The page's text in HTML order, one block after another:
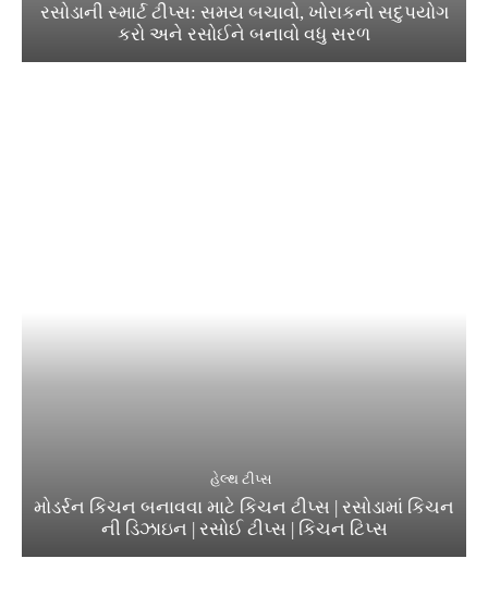
રસોડાની સ્માર્ટ ટીપ્સ: સમય બચાવો, ખોરાકનો સદુપયોગ
કરો અને રસોઈને બનાવો વધુ સરળ
હેલ્થ ટીપ્સ
મોડર્રન કિચન બનાવવા માટે કિચન ટીપ્સ | રસોડામાં કિચન
ની ડિઝાઇન | રસોઈ ટીપ્સ | કિચન ટિપ્સ